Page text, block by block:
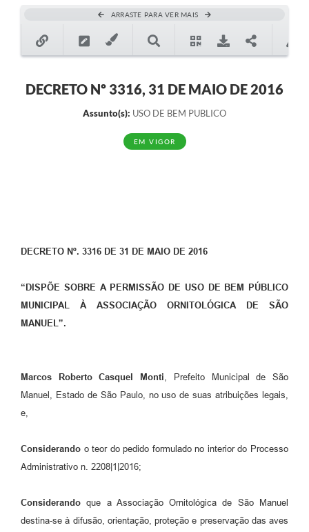
ARRASTE PARA VER MAIS
DECRETO Nº 3316, 31 DE MAIO DE 2016
Assunto(s): USO DE BEM PUBLICO
EM VIGOR
DECRETO Nº. 3316 DE 31 DE MAIO DE 2016
“DISPÕE SOBRE A PERMISSÃO DE USO DE BEM PÚBLICO
MUNICIPAL À ASSOCIAÇÃO ORNITOLÓGICA DE SÃO
MANUEL ”.
Marcos Roberto Casquel Monti , Prefeito Municipal de São
Manuel, Estado de São Paulo, no uso de suas atribuições legais,
e,
Considerando o teor do pedido formulado no interior do Processo
Administrativo n. 2208|1|2016;
Considerando que a Associação Ornitológica de São Manuel
destina-se à difusão, orientação, proteção e preservação das aves